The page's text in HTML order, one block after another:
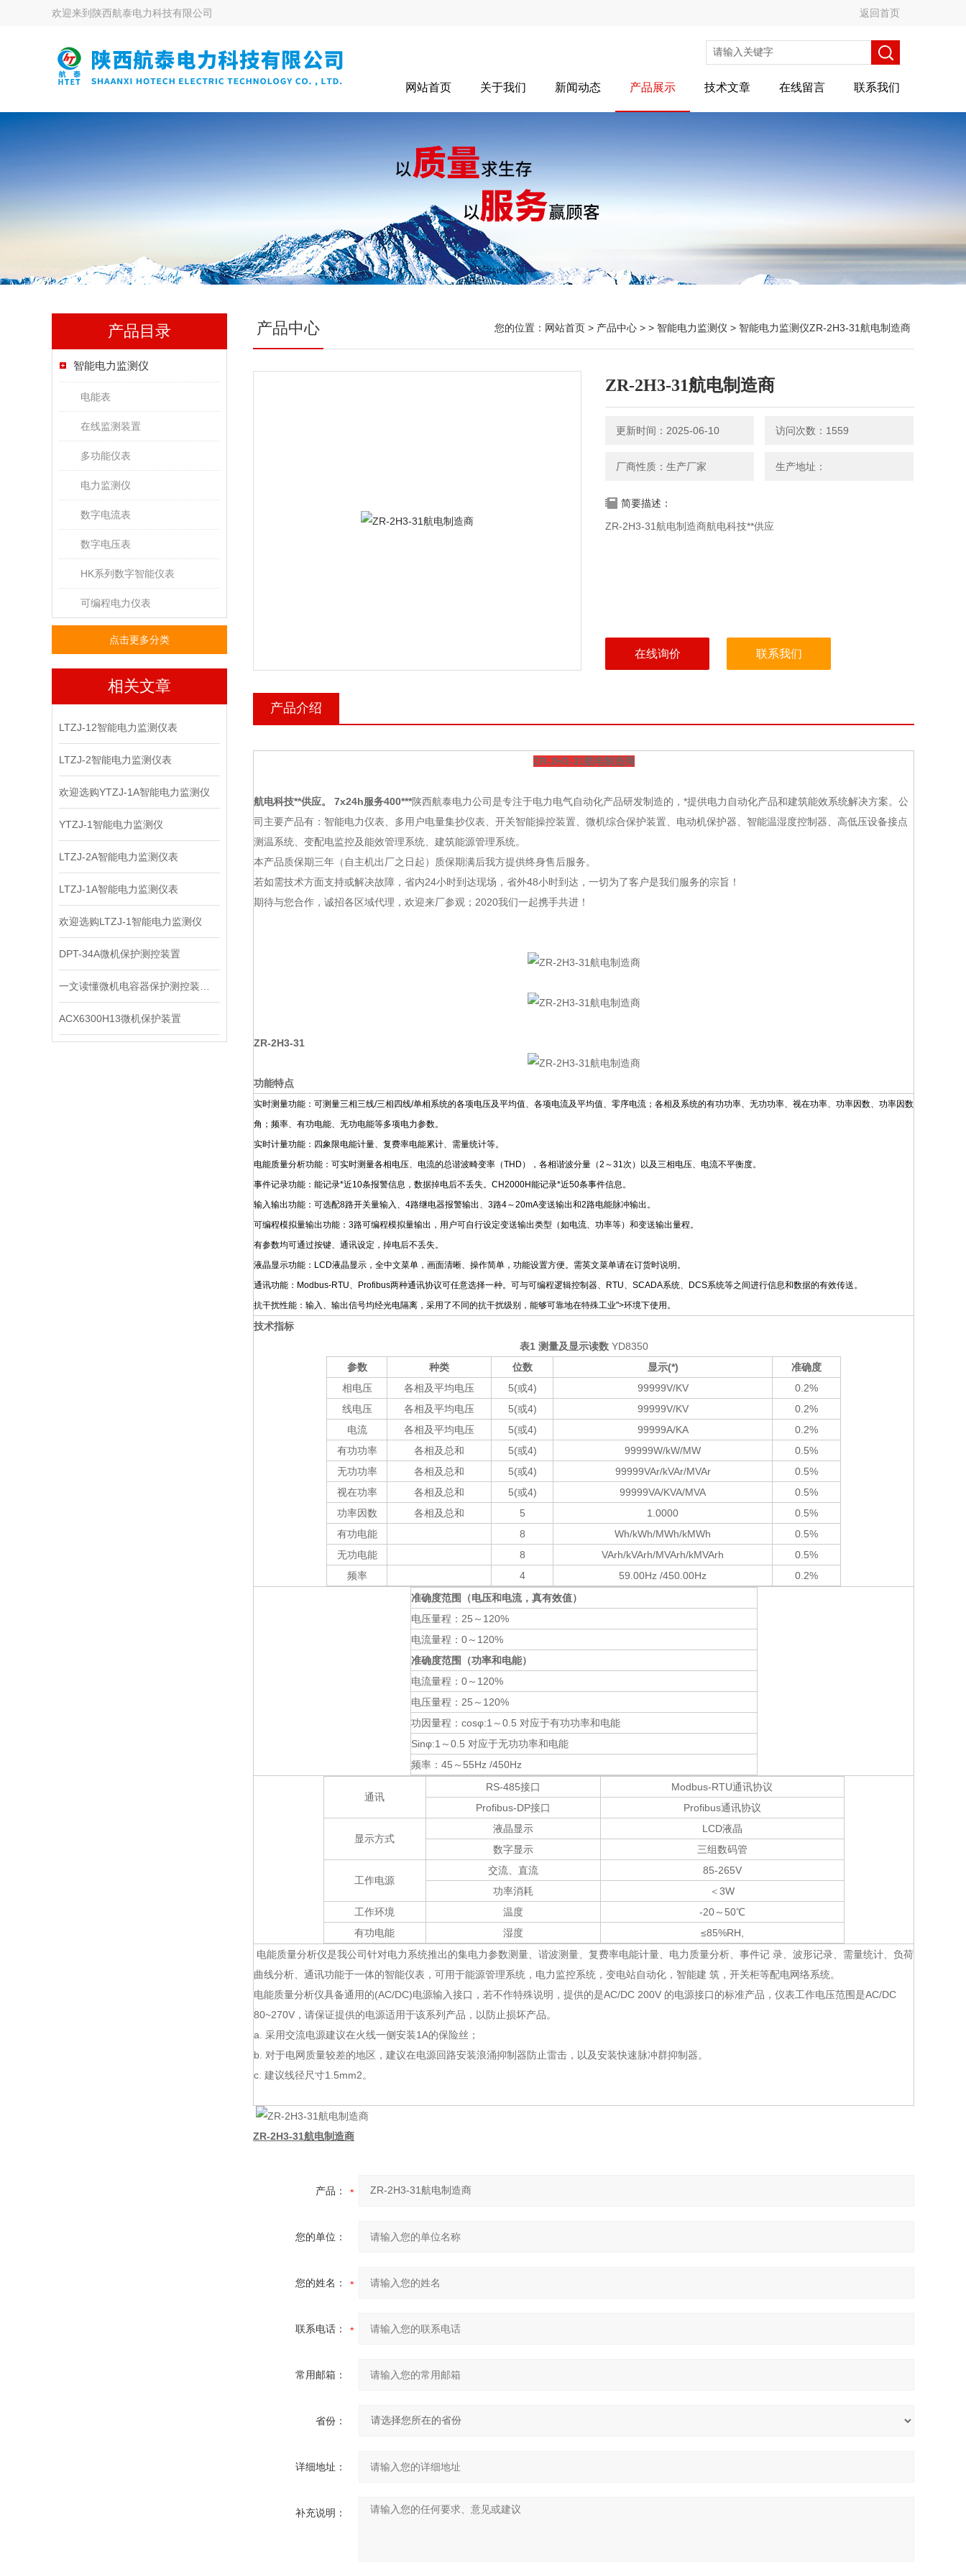
欢迎来到 陕西航泰电力科技有限公司 返回首页
网站首页 关于我们 新闻动态 产品展示 技术文章 在线留言 联系我们
产品目录
智能电力监测仪
电能表
在线监测装置
多功能仪表
电力监测仪
数字电流表
数字电压表
HK系列数字智能仪表
可编程电力仪表
点击更多分类
相关文章
LTZJ-12智能电力监测仪表
LTZJ-2智能电力监测仪表
欢迎选购YTZJ-1A智能电力监测仪
YTZJ-1智能电力监测仪
LTZJ-2A智能电力监测仪表
LTZJ-1A智能电力监测仪表
欢迎选购LTZJ-1智能电力监测仪
DPT-34A微机保护测控装置
ACX6300H13微机保护装置
产品中心 您的位置： 网站首页 > 产品中心 > > 智能电力监测仪 > 智能电力监测仪ZR-2H3-31航电制造商
ZR-2H3-31航电制造商
更新时间：2025-06-10 访问次数：1559
厂商性质：生产厂家 生产地址：
简要描述：
ZR-2H3-31航电制造商航电科技**供应
在线询价 联系我们
产品介绍
ZR-2H3-31航电制造商
航电科技**供应。 7x24h服务400***陕西航泰电力公司是专注于电力电气自动化产品研发制造的，*提供电力自动化产品和建筑能效系统解决方案。公
司主要产品有：智能电力仪表、多用户电量集抄仪表、开关智能操控装置、微机综合保护装置、电动机保护器、智能温湿度控制器、高低压设备接点
测温系统、变配电监控及能效管理系统、建筑能源管理系统。
本产品质保期三年（自主机出厂之日起）质保期满后我方提供终身售后服务。
若如需技术方面支持或解决故障，省内24小时到达现场，省外48小时到达，一切为了客户是我们服务的宗旨！
期待与您合作，诚招各区域代理，欢迎来厂参观；2020我们一起携手共进！
ZR-2H3-31
功能特点
实时测量功能：可测量三相三线/三相四线/单相系统的各项电压及平均值、各项电流及平均值、零序电流；各相及系统的有功功率、无功功率、视在功率、功率因数、功率因数
角；频率、有功电能、无功电能等多项电力参数。
实时计量功能：四象限电能计量、复费率电能累计、需量统计等。
电能质量分析功能：可实时测量各相电压、电流的总谐波畸变率（THD），各相谐波分量（2～31次）以及三相电压、电流不平衡度。
事件记录功能：能记录*近10条报警信息，数据掉电后不丢失。CH2000H能记录*近50条事件信息。
输入输出功能：可选配8路开关量输入、4路继电器报警输出、3路4～20mA变送输出和2路电能脉冲输出。
可编程模拟量输出功能：3路可编程模拟量输出，用户可自行设定变送输出类型（如电流、功率等）和变送输出量程。
有参数均可通过按键、通讯设定，掉电后不丢失。
液晶显示功能：LCD液晶显示，全中文菜单，画面清晰、操作简单，功能设置方便。需英文菜单请在订货时说明。
通讯功能：Modbus-RTU、Profibus两种通讯协议可任意选择一种。可与可编程逻辑控制器、RTU、SCADA系统、DCS系统等之间进行信息和数据的有效传送。
抗干扰性能：输入、输出信号均经光电隔离，采用了不同的抗干扰级别，能够可靠地在特殊工业">环境下使用。
技术指标
表1 测量及显示读数 YD8350
参数
种类 位数 显示(*)
准确度
相电压
各相及平均电压 5(或4) 99999V/KV
0.2%
线电压
各相及平均电压 5(或4) 99999V/KV
0.2%
电流
各相及平均电压 5(或4) 99999A/KA
0.2%
有功功率
各相及总和 5(或4) 99999W/kW/MW
0.5%
无功功率
各相及总和 5(或4) 99999VAr/kVAr/MVAr
0.5%
视在功率
各相及总和 5(或4) 99999VA/KVA/MVA
0.5%
功率因数
各相及总和 5 1.0000
0.5%
有功电能
8 Wh/kWh/MWh/kMWh
0.5%
无功电能
8 VArh/kVArh/MVArh/kMVArh
0.5%
频率
4 59.00Hz /450.00Hz
0.2%
准确度范围（电压和电流，真有效值）
电压量程： 25～120%
电流量程： 0～120%
准确度范围（功率和电能）
电流量程： 0～120%
电压量程： 25～120%
功因量程： cosφ:1～0.5 对应于有功功率和电能
Sinφ:1～0.5 对应于无功功率和电能
频率： 45～55Hz /450Hz
通讯
RS-485接口
Modbus-RTU通讯协议
Profibus-DP接口
Profibus通讯协议
显示方式
液晶显示
LCD液晶
数字显示
三组数码管
工作电源
交流、直流
85-265V
功率消耗
＜3W
工作环境
温度 -20～ 50℃
有功电能
湿度
≤85%RH,
电能质量分析仪是我公司针对电力系统推出的集电力参数测量、谐波测量、复费率电能计量、电力质量分析、事件记 录、波形记录、需量统计、负荷
曲线分析、通讯功能于一体的智能仪表，可用于能源管理系统，电力监控系统，变电站自动化，智能建 筑，开关柜等配电网络系统。
电能质量分析仪具备通用的(AC/DC)电源输入接口，若不作特殊说明，提供的是AC/DC 200V 的电源接口的标准产品，仪表工作电压范围是AC/DC
80~270V，请保证提供的电源适用于该系列产品，以防止损坏产品。
a. 采用交流电源建议在火线一侧安装1A的保险丝；
b. 对于电网质量较差的地区，建议在电源回路安装浪涌抑制器防止雷击，以及安装快速脉冲群抑制器。
c. 建议线径尺寸1.5mm2。
ZR-2H3-31航电制造商
产品：
您的单位：
您的姓名：
联系电话：
常用邮箱：
省份：
详细地址：
补充说明：